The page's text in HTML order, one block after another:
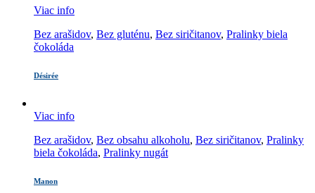
Viac info
Bez arašidov, Bez gluténu, Bez siričitanov, Pralinky biela
čokoláda
Désirée
Viac info
Bez arašidov, Bez obsahu alkoholu, Bez siričitanov, Pralinky
biela čokoláda, Pralinky nugát
Manon